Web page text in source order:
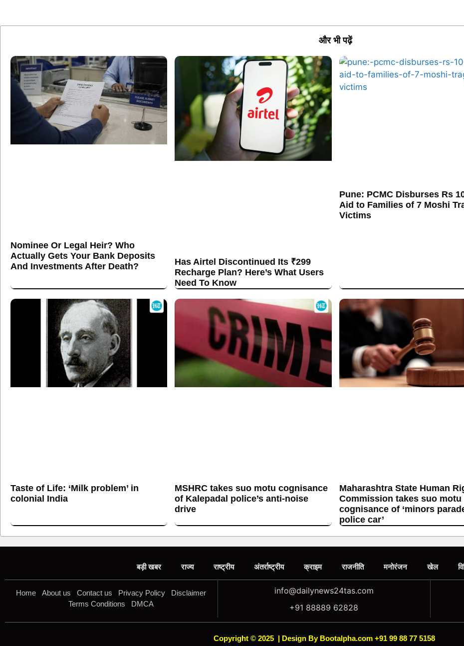
और भी पढ़ें
Nominee Or Legal Heir? Who
Actually Gets Your Bank Deposits
And Investments After Death?
Has Airtel Discontinued Its ₹299
Recharge Plan? Here’s What Users
Need To Know
Pune: PCMC Disburses Rs
Aid to Families of 7 Moshi
Victims
Taste of Life: ‘Milk problem’ in
colonial India
MSHRC takes suo motu cognisance
of Kalepadal police’s anti-noise
drive
Maharashtra State Human
Commission takes suo motu
cognisance of ‘minors
police car’
बड़ी खबर राज्य राष्ट्रीय अंतर्राष्ट्रीय क्राइम राजनीति मनोरंजन खेल
Home About us Contact us Privacy Policy
Disclaimer
Terms Conditions
DMCA
info@dailynews24tas.com
+91 88889 62828
Copyright © 2025 | Design By Bootalpha.com +91 99 88 77 5158